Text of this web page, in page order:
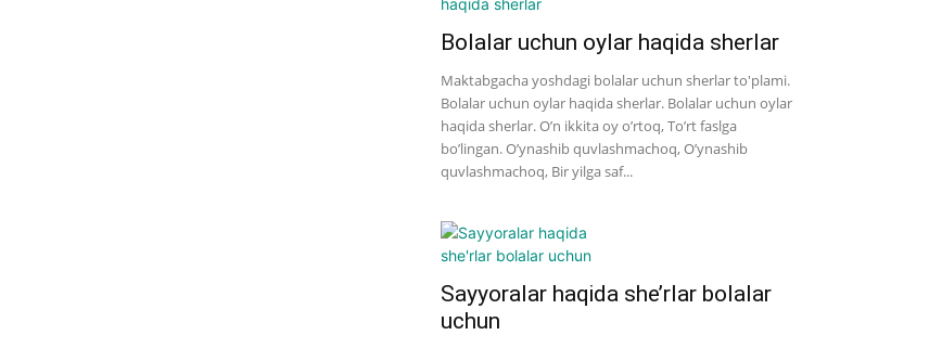
Bolalar uchun oylar haqida sherlar
Maktabgacha yoshdagi bolalar uchun sherlar to'plami.
Bolalar uchun oylar haqida sherlar. Bolalar uchun oylar
haqida sherlar. O’n ikkita oy o’rtoq, To’rt faslga
bo’lingan. O’ynashib quvlashmachoq, O’ynashib
quvlashmachoq, Bir yilga saf...
Sayyoralar haqida she’rlar bolalar
uchun